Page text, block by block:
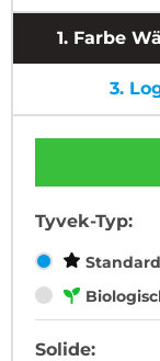
1. Farbe
3.
Tyvek-Typ:
Standard
Solide: